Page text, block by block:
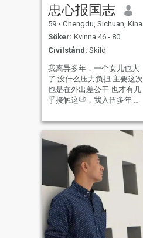
忠心报国志
59 • Chengdu, Sichuan, Kina
Söker: Kvinna 46 - 80
Civilstånd: Skild
我离异多年，一个女儿也大
了 没什么压力负担 主要这次
也是在外出差公干 也才有几
乎接触这些，我入伍多年 也